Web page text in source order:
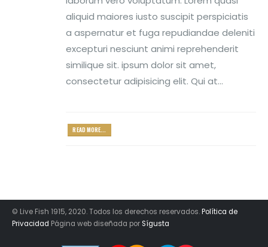
aliquid maiores iusto suscipit perspiciatis
a aspernatur et fuga repudiandae deleniti
excepturi nesciunt animi reprehenderit
similique sit. ipsum dolor sit amet,
consectetur adipisicing elit. Qui at...
READ MORE...
© Live Fish 1915, 2020. Todos los derechos reservados.Política de
Privacidad Página web diseñada porSígusta